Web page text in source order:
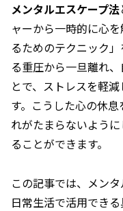
メンタルエスケープ法
ャーから一時的に心
るためのテクニック
る重圧から一旦離れ
とで、ストレスを軽
す。こうした心の休
れがたまらないよう
ることができます。
この記事では、メン
日常生活で活用でき